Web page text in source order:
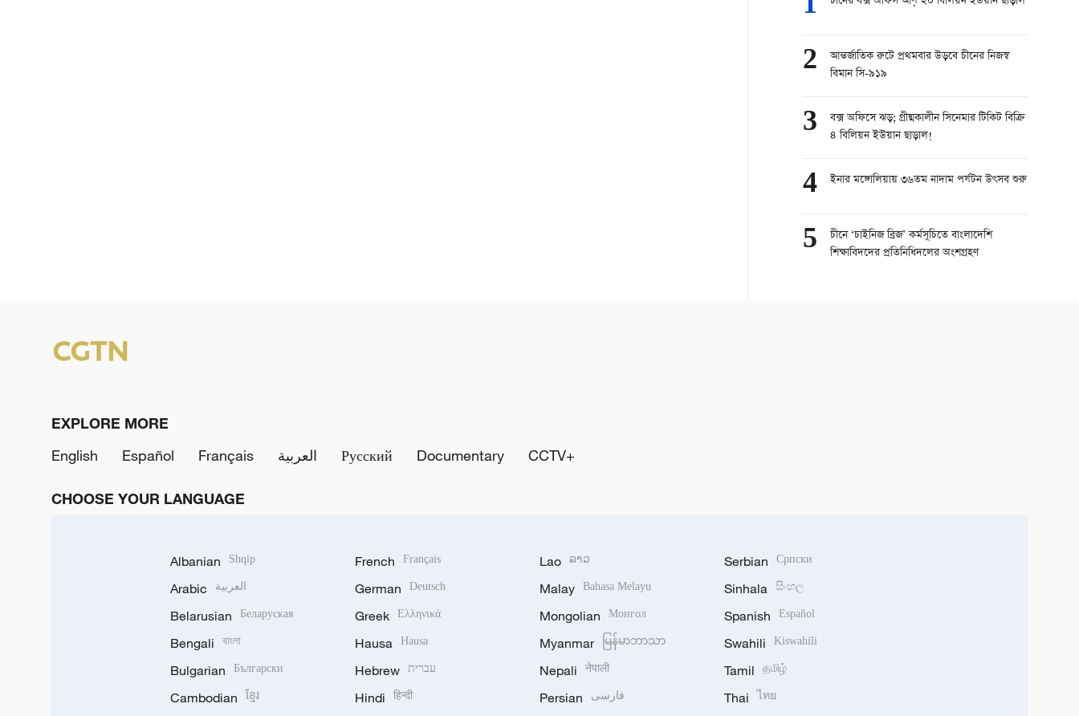
2
আন্তর্জাতিক রুটে প্রথমবার উড়বে চীনের নিজস্ব
বিমান সি-৯১৯
3
বক্স অফিসে ঝড়; গ্রীষ্মকালীন সিনেমার টিকিট বিক্রি
৪ বিলিয়ন ইউয়ান ছাড়াল!
4 ইনার মঙ্গোলিয়ায় ৩৬তম নাদাম পর্যটন উৎসব শুরু
5
চীনে ‘চাইনিজ ব্রিজ’ কর্মসূচিতে বাংলাদেশি
শিক্ষাবিদদের প্রতিনিধিদলের অংশগ্রহণ
EXPLORE MORE
English
Español Français العربية Русский Documentary CCTV+
CHOOSE YOUR LANGUAGE
Albanian Shqip
Arabic العربية
Belarusian Беларуская
Bengali বাংলা
Bulgarian Български
Cambodian ខ្មែរ
French Français
German Deutsch
Greek Ελληνικά
Hausa Hausa
Hebrew עברית
Hindi हिन्दी
Lao ລາວ
Malay Bahasa Melayu
Mongolian Монгол
Myanmar မြန်မာဘာသာ
Nepali नेपाली
Persian فارسی
Serbian Српски
Sinhala සිංහල
Spanish Español
Swahili Kiswahili
Tamil தமிழ்
Thai ไทย